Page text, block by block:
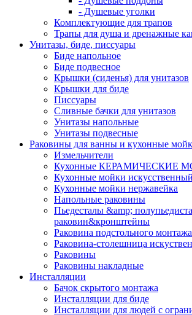
- Душевые уголки
Комплектующие для трапов
Трапы для душа и дренажные
Унитазы, биде, писсуары
Биде напольное
Биде подвесное
Крышки (сиденья) для унитазов
Крышки для биде
Писсуары
Сливные бачки для унитазов
Унитазы напольные
Унитазы подвесные
Раковины для ванны и кухонные
Измельчители
Кухонные КЕРАМИЧЕСКИЕ
Кухонные мойки
Кухонные мойки нержавейка
Напольные раковины
Пьедесталы &amp;
раковин&кронштейны
Раковина подстольного
Раковина-столешница
Раковины
Раковины накладные
Инсталляции
Бачок скрытого монтажа
Инсталляции для биде
Инсталляции для людей с